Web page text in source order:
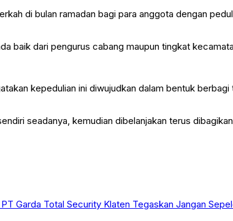
di bulan ramadan bagi para anggota dengan
baik dari pengurus cabang maupun tingkat
kepedulian ini diwujudkan dalam bentuk
seadanya, kemudian dibelanjakan terus